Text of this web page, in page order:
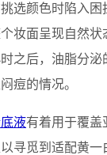
选颜色时陷入
妆面呈现自然
之后，油脂分
痘的情况。
液有着用于覆盖
寻觅到适配黄